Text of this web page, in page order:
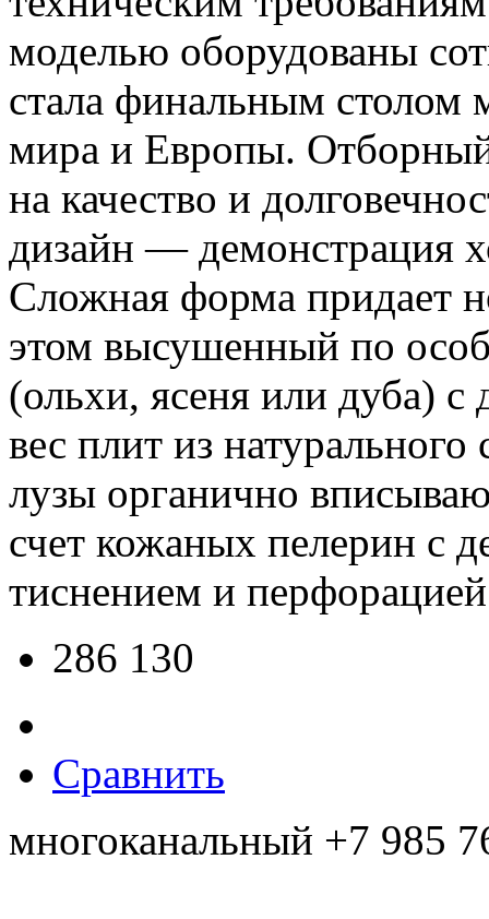
моделью оборудованы
стала финальным столом
мира и Европы.
на качество и
дизайн — демонстрация
Сложная форма придает
этом высушенный по
(ольхи, ясеня или дуба) с
вес плит из
лузы органично
счет кожаных пелерин с
тиснением и
286 130
Сравнить
многоканальный +7 985